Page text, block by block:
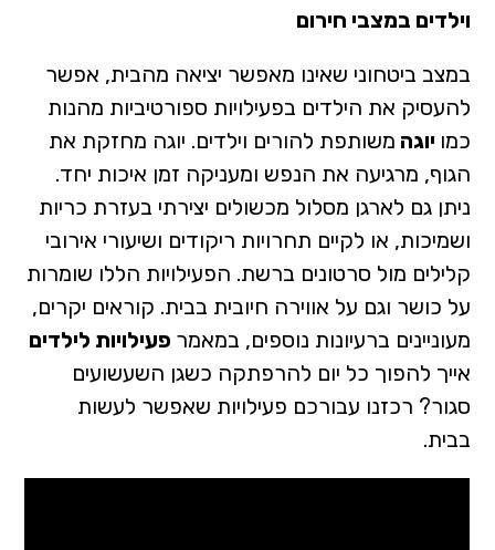
וילדים במצבי חירום
במצב ביטחוני שאינו מאפשר יציאה מהבית, אפשר
להעסיק את הילדים בפעילויות ספורטיביות מהנות
כמו יוגה משותפת להורים וילדים. יוגה מחזקת את
הגוף, מרגיעה את הנפש ומעניקה זמן איכות יחד.
ניתן גם לארגן מסלול מכשולים יצירתי בעזרת כריות
ושמיכות, או לקיים תחרויות ריקודים ושיעורי אירובי
קלילים מול סרטונים ברשת. הפעילויות הללו שומרות
על כושר וגם על אווירה חיובית בבית. קוראים יקרים,
מעוניינים ברעיונות נוספים, במאמר פעילויות לילדים
אייך להפוך כל יום להרפתקה כשגן השעשועים
סגור? רכזנו עבורכם פעילויות שאפשר לעשות
בבית.